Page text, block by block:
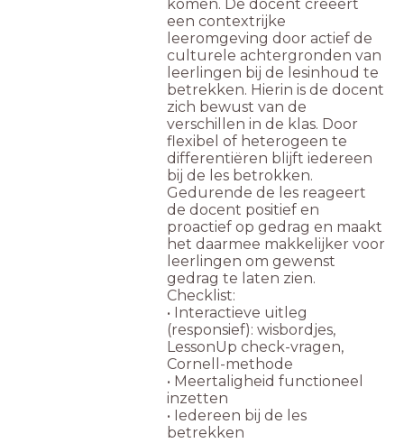
komen. De docent creëert
een contextrijke
leeromgeving door actief de
culturele achtergronden van
leerlingen bij de lesinhoud te
betrekken. Hierin is de docent
zich bewust van de
verschillen in de klas. Door
flexibel of heterogeen te
differentiëren blijft iedereen
bij de les betrokken.
Gedurende de les reageert
de docent positief en
proactief op gedrag en maakt
het daarmee makkelijker voor
leerlingen om gewenst
gedrag te laten zien.
Checklist:
• Interactieve uitleg
(responsief): wisbordjes,
LessonUp check-vragen,
Cornell-methode
• Meertaligheid functioneel
inzetten
• Iedereen bij de les
betrekken